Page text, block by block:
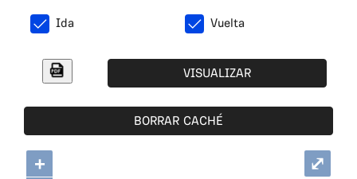
Ida Vuelta
VISUALIZAR
BORRAR CACHÉ
+
⤢